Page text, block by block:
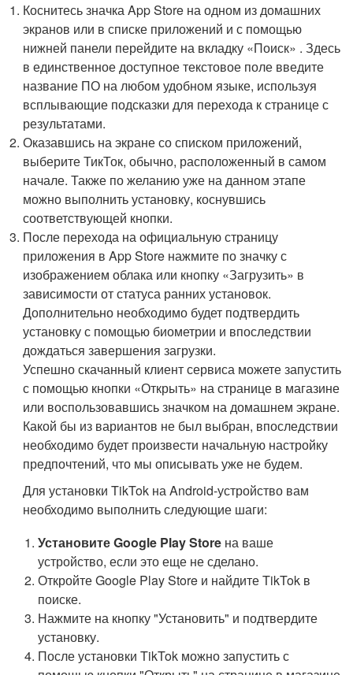
Коснитесь значка App Store на одном из домашних
экранов или в списке приложений и с помощью
нижней панели перейдите на вкладку «Поиск» . Здесь
в единственное доступное текстовое поле введите
название ПО на любом удобном языке, используя
всплывающие подсказки для перехода к странице с
результатами.
Оказавшись на экране со списком приложений,
выберите ТикТок, обычно, расположенный в самом
начале. Также по желанию уже на данном этапе
можно выполнить установку, коснувшись
соответствующей кнопки.
После перехода на официальную страницу
приложения в App Store нажмите по значку с
изображением облака или кнопку «Загрузить» в
зависимости от статуса ранних установок.
Дополнительно необходимо будет подтвердить
установку с помощью биометрии и впоследствии
дождаться завершения загрузки.
Успешно скачанный клиент сервиса можете запустить
с помощью кнопки «Открыть» на странице в магазине
или воспользовавшись значком на домашнем экране.
Какой бы из вариантов не был выбран, впоследствии
необходимо будет произвести начальную настройку
предпочтений, что мы описывать уже не будем.
Для установки TikTok на Android-устройство вам
необходимо выполнить следующие шаги:
Установите Google Play Store на ваше
устройство, если это еще не сделано.
Откройте Google Play Store и найдите TikTok в
поиске.
Нажмите на кнопку "Установить" и подтвердите
установку.
После установки TikTok можно запустить с